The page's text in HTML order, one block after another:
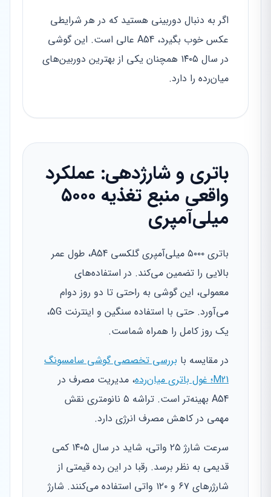
اگر به دنبال دوربینی هستید که در هر شرایطی
عکس خوب بگیرد، A54 عالی است. این گوشی
در سال ۱۴۰۵ همچنان یکی از بهترین دوربین‌های
میان‌رده را دارد.
باتری و شارژدهی: عملکرد
واقعی منبع تغذیه ۵۰۰۰
میلی‌آمپری
باتری ۵۰۰۰ میلی‌آمپری گلکسی A54، طول عمر
بالایی را تضمین می‌کند. در استفاده‌های
معمولی، این گوشی به راحتی تا دو روز دوام
می‌آورد. حتی با استفاده سنگین و اینترنت 5G،
یک روز کامل را همراه شماست.
در مقایسه با بررسی تخصصی گوشی سامسونگ
M21؛ غول باتری میان‌رده
، مدیریت مصرف در
A54 بهینه‌تر است. تراشه ۵ نانومتری نقش
مهمی در کاهش مصرف انرژی دارد.
سرعت شارژ ۲۵ واتی، شاید در سال ۱۴۰۵ کمی
قدیمی به نظر برسد. رقبا در این رده قیمتی از
شارژرهای ۶۷ و ۱۲۰ واتی استفاده می‌کنند. شارژ